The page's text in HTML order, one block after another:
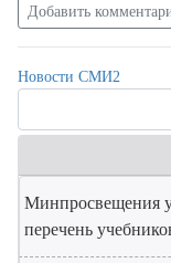
Добавить
Новости СМИ2
Минпросвещения
перечень